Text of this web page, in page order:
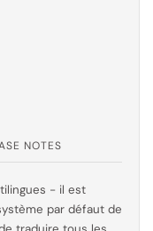
NOTES
- il est
par défaut de